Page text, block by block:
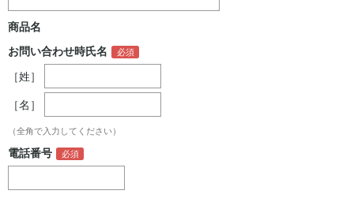
商品名
お問い合わせ時氏名
［姓］
［名］
（全角で入力してください）
電話番号